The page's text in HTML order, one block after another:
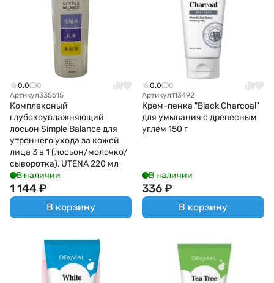
0.0
0
Артикул335615
Комплексный
глубокоувлажняющий
лосьон Simple Balance для
утреннего ухода за кожей
лица 3 в 1 (лосьон/молочко/
сыворотка), UTENA 220 мл
В наличии
1 144₽
В корзину
0.0
0
Артикул113492
Крем-пенка "Black Charcoal"
для умывания с древесным
углём 150 г
В наличии
336₽
В корзину